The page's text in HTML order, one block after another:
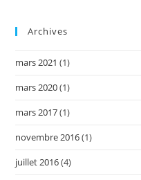
Archives
mars 2021 (1)
mars 2020(1)
mars 2017(1)
novembre 2016(1)
juillet 2016(4)